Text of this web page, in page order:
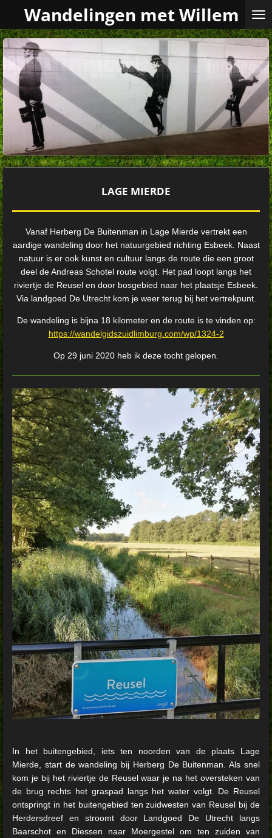
naar
de
hoofdinhoud
Wandelingen met Willem
LAGE MIERDE
Vanaf Herberg De Buitenman in Lage Mierde vertrekt een
aardige wandeling door het natuurgebied richting Esbeek. Naast
natuur is er ook kunst en cultuur langs de route die een groot
deel de Andreas Schotel route volgt. Het pad loopt langs het
riviertje de Reusel en door bosgebied naar het plaatsje Esbeek.
Via landgoed De Utrecht kom je weer terug bij het vertrekpunt.
De wandeling is bijna 18 kilometer en de route is te vinden op:
https://wandelgidszuidlimburg.com/wp/1324-2
Op 29 juni 2020 heb ik deze tocht gelopen.
In het buitengebied, iets ten noorden van de plaats Lage
Mierde, start de wandeling bij Herberg De Buitenman. Als snel
kom je bij het riviertje de Reusel waar je na het oversteken van
de brug rechts het graspad langs het water volgt. De Reusel
ontspringt in het buitengebied ten zuidwesten van Reusel bij de
Herdersdreef en stroomt door Landgoed De Utrecht langs
Baarschot en Diessen naar Moergestel om ten zuiden van